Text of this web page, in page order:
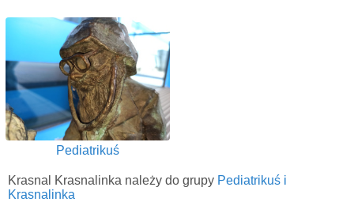
Pediatrikuś
Krasnal Krasnalinka należy do grupy Pediatrikuś i
Krasnalinka